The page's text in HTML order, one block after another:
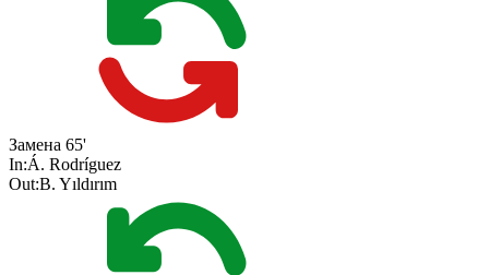
Замена 65'
In:Á. Rodríguez
Out:B. Yıldırım